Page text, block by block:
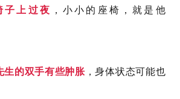
子上过夜 ，小小的 座椅，就是 他
生的双手有些肿胀，身体状态可能也